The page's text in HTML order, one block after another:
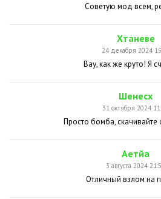
Советую мод всем,
Хтаневе
24 декабря 2024
Вау, как же круто! Я
Шенесх
31 октября 2024
Просто бомба, скачивайте
Аетйа
3 августа 2024
Отличный взлом на